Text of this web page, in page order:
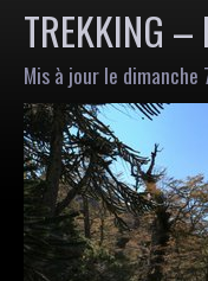
TREKKING –
Mis à jour le dimanche